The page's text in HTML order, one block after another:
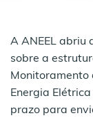
A ANEEL abriu
sobre a
Monitoramento
Energia Elétrica
prazo para